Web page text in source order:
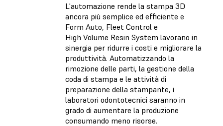
L'automazione rende la stampa 3D
ancora più semplice ed efficiente e
Form Auto, Fleet Control e
High Volume Resin System lavorano in
sinergia per ridurre i costi e migliorare la
produttività. Automatizzando la
rimozione delle parti, la gestione della
coda di stampa e le attività di
preparazione della stampante, i
laboratori odontotecnici saranno in
grado di aumentare la produzione
consumando meno risorse.